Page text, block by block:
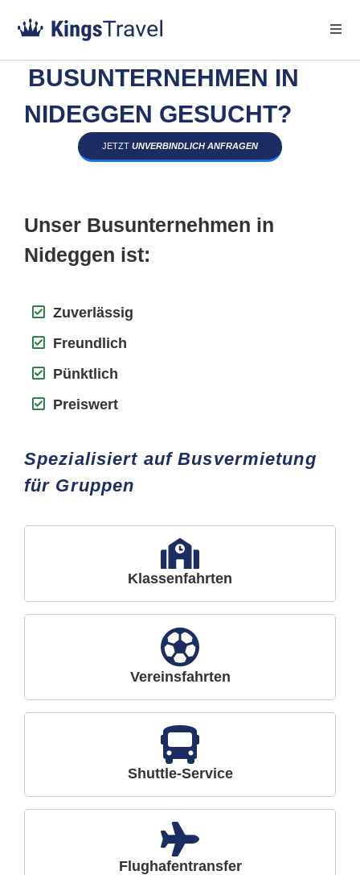
BUSUNTERNEHMEN IN
NIDEGGEN GESUCHT?
JETZT UNVERBINDLICH ANFRAGEN
Unser Busunternehmen in
Nideggen ist:
Zuverlässig
Freundlich
Pünktlich
Preiswert
Spezialisiert auf Busvermietung
für Gruppen
Klassenfahrten
Vereinsfahrten
Shuttle-Service
Flughafentransfer